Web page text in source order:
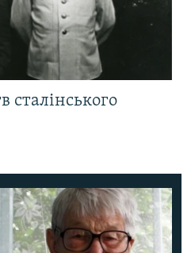
сталінського